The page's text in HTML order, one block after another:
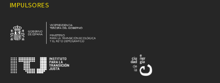
IMPULSORES